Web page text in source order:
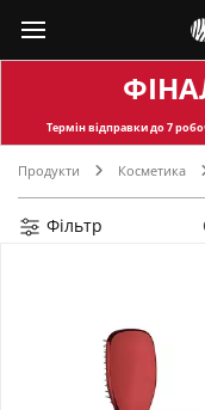
Термін відправкидо 7
Продукти Косметика
Фільтр